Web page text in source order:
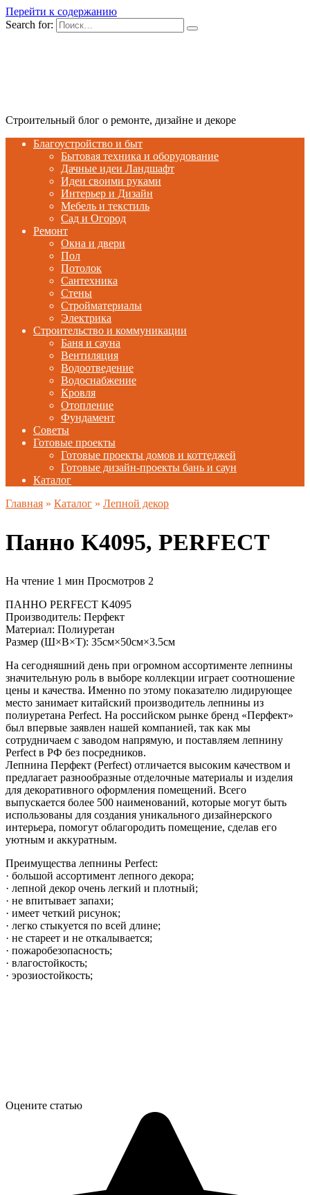
Перейти к содержанию
Search for:
Строительный блог о ремонте, дизайне и декоре
Благоустройство и быт
Бытовая техника и оборудование
Дачные идеи Ландшафт
Идеи своими руками
Интерьер и Дизайн
Мебель и текстиль
Сад и Огород
Ремонт
Окна и двери
Пол
Потолок
Сантехника
Стены
Стройматериалы
Электрика
Строительство и коммуникации
Баня и сауна
Вентиляция
Водоотведение
Водоснабжение
Кровля
Отопление
Фундамент
Советы
Готовые проекты
Готовые проекты домов и коттеджей
Готовые дизайн-проекты бань и саун
Каталог
Главная » Каталог » Лепной декор
Панно K4095, PERFECT
На чтение 1 мин Просмотров 2
ПАННО PERFECT K4095
Производитель: Перфект
Материал: Полиуретан
Размер (Ш×В×Т): 35см×50см×3.5см
На сегодняшний день при огромном ассортименте лепнины
значительную роль в выборе коллекции играет соотношение
цены и качества. Именно по этому показателю лидирующее
место занимает китайский производитель лепнины из
полиуретана Perfect. На российском рынке бренд «Перфект»
был впервые заявлен нашей компанией, так как мы
сотрудничаем с заводом напрямую, и поставляем лепнину
Perfect в РФ без посредников.
Лепнина Перфект (Perfect) отличается высоким качеством и
предлагает разнообразные отделочные материалы и изделия
для декоративного оформления помещений. Всего
выпускается более 500 наименований, которые могут быть
использованы для создания уникального дизайнерского
интерьера, помогут облагородить помещение, сделав его
уютным и аккуратным.
Преимущества лепнины Perfect:
· большой ассортимент лепного декора;
· лепной декор очень легкий и плотный;
· не впитывает запахи;
· имеет четкий рисунок;
· легко стыкуется по всей длине;
· не стареет и не откалывается;
· пожаробезопасность;
· влагостойкость;
· эрозиостойкость;
Оцените статью